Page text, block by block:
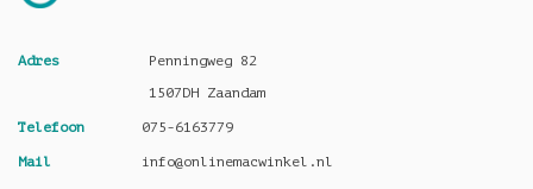
Adres
Penningweg 82
1507DH Zaandam
Telefoon 075-6163779
Mail info@onlinemacwinkel.nl